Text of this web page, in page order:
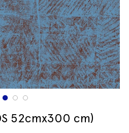
52cmx300 cm)